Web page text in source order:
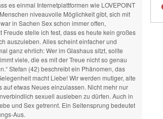
es einmal Internetplattformen wie LOVEPOINT
niveauvolle Möglichkeit gibt, sich mit
in Sachen Sex schon immer offen,
stelle ich fest, dass es heute kein großes
auszuleben. Alles scheint einfacher und
ganz ehrlich: Wer im Glashaus sitzt, sollte
viele, die es mit der Treue nicht so genau
Stefan (42) beschreibt ein Phänomen, das
macht Liebe! Wir werden mutiger, alte
etwas Neues einzulassen. Nicht mehr nur
sexuell ausleben zu dürfen. Auch in
und Sex getrennt. Ein Seitensprung bedeutet
Aus.